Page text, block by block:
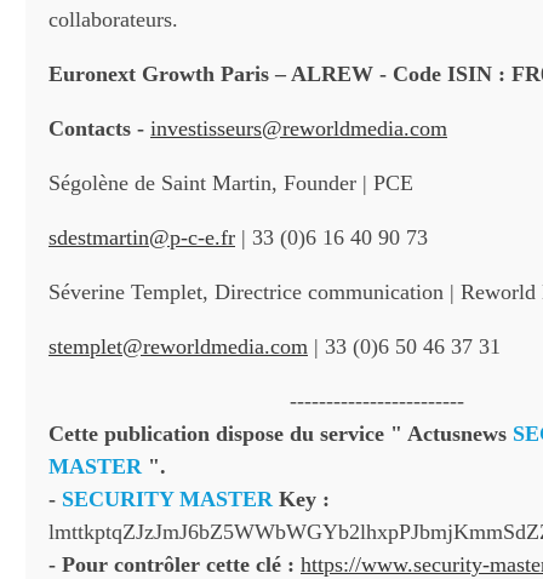
collaborateurs.
Euronext Growth Paris – ALREW - Code ISIN :
Contacts - investisseurs@reworldmedia.com
Ségolène de Saint Martin, Founder | PCE
sdestmartin@p-c-e.fr | 33 (0)6 16 40 90 73
Séverine Templet, Directrice communication | Reworld
stemplet@reworldmedia.com | 33 (0)6 50 46 37 31
------------------------
Cette publication dispose du service " Actusnews
MASTER".
- SECURITY MASTERKey :
- Pour contrôler cette clé : https://www.security-